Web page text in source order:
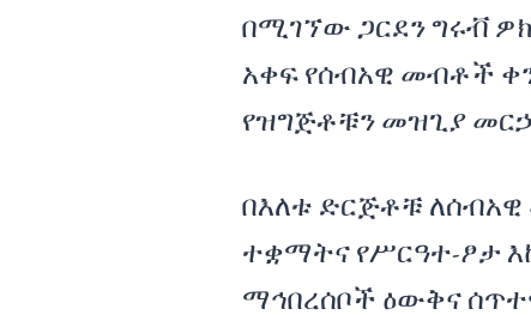
በሚገኘው ጋርደን ግሩቭ
አቀፍ የሰብአዊ መብቶች
የዝግጅቶቹን መዝጊያ
በእለቱ ድርጅቶቹ
ተቋማትና የሥርዓተ-ፆታ
ማኅበረሰቦች ዕውቅና